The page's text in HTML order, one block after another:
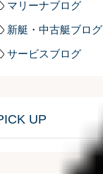
マリーナブログ
新艇・中古艇ブログ
サービスブログ
UP